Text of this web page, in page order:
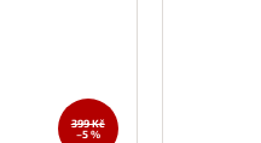
399 Kč
–5 %